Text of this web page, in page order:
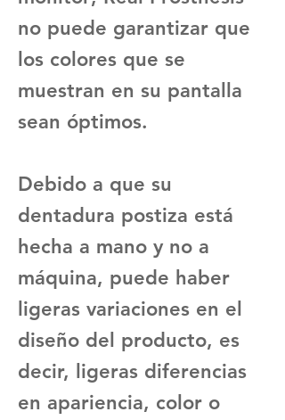
no puede garantizar que
los colores que se
muestran en su pantalla
sean óptimos.
Debido a que su
dentadura postiza está
hecha a mano y no a
máquina, puede haber
ligeras variaciones en el
diseño del producto, es
decir, ligeras diferencias
en apariencia, color o